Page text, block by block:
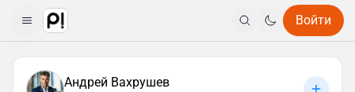
Войти
Андрей Вахрушев